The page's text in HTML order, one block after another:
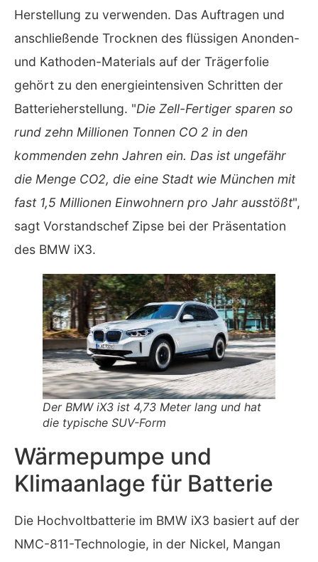
Herstellung zu verwenden. Das Auftragen und
anschließende Trocknen des flüssigen Anonden-
und Kathoden-Materials auf der Trägerfolie
gehört zu den energieintensiven Schritten der
Batterieherstellung. "Die Zell-Fertiger sparen so
rund zehn Millionen Tonnen CO 2 in den
kommenden zehn Jahren ein. Das ist ungefähr
die Menge CO2, die eine Stadt wie München mit
fast 1,5 Millionen Einwohnern pro Jahr ausstößt",
sagt Vorstandschef Zipse bei der Präsentation
des BMW iX3.
Der BMW iX3 ist 4,73 Meter lang und hat
die typische SUV-Form
Wärmepumpe und
Klimaanlage für Batterie
Die Hochvoltbatterie im BMW iX3 basiert auf der
NMC-811-Technologie, in der Nickel, Mangan